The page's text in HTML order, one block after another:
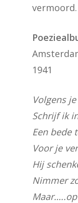
vermoord.
1941
Volgens
Schrijf ik
Een bede
Voor je
Hij
Nimmer